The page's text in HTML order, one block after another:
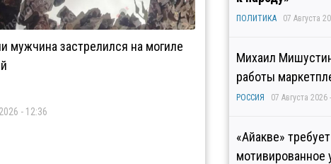
мужчина застрелился на могиле
- 12:36
ПОЛИТИКА 07 Августа
Михаил
работы
РОССИЯ 07 Августа 2026
«Айакве»
мотивированное